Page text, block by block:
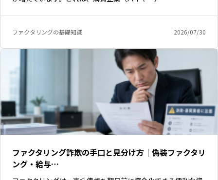
ファクタリングの基礎知識 2026/07/30
ファクタリング詐欺の手口と見分け方｜偽装ファクタリ
ング・給与…